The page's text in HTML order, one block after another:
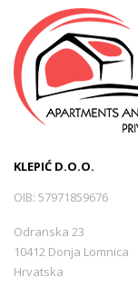
KLEPIĆ D.O.O.
OIB: 57971859676
Odranska 23
10412 Donja Lomnica
Hrvatska